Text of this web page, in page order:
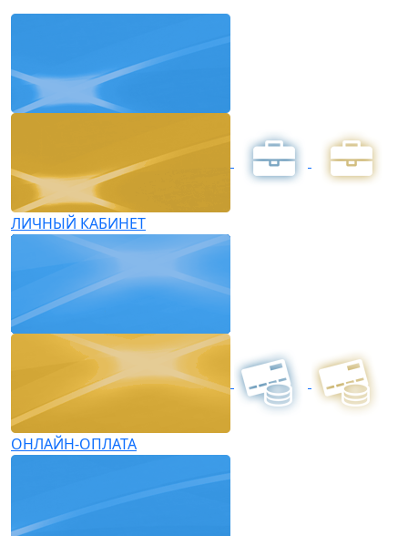
ЛИЧНЫЙ КАБИНЕТ
ОНЛАЙН-ОПЛАТА